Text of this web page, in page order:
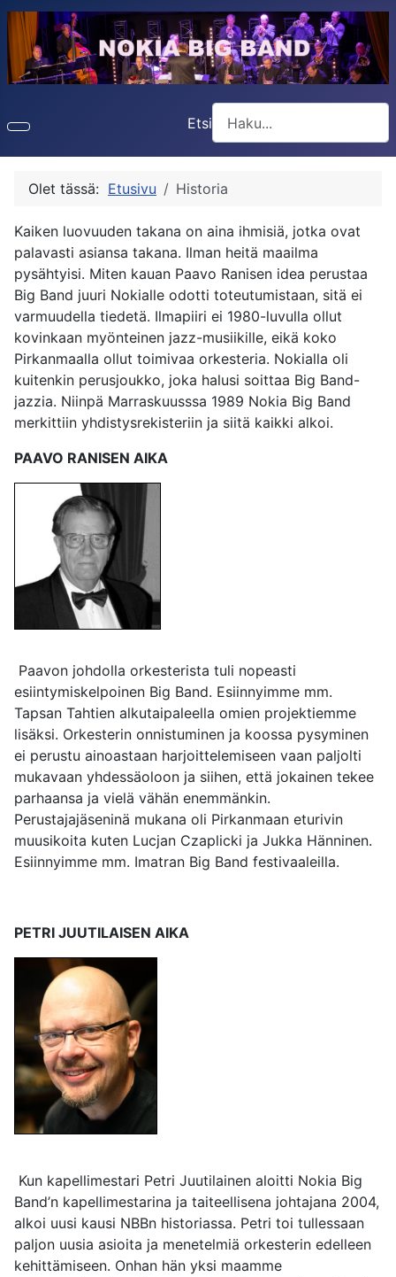
Etsi
Type 2 or more characters
Olet tässä: Etusivu Historia
Kaiken luovuuden takana on aina ihmisiä, jotka ovat
palavasti asiansa takana. Ilman heitä maailma
pysähtyisi. Miten kauan Paavo Ranisen idea perustaa
Big Band juuri Nokialle odotti toteutumistaan, sitä ei
varmuudella tiedetä. Ilmapiiri ei 1980-luvulla ollut
kovinkaan myönteinen jazz-musiikille, eikä koko
Pirkanmaalla ollut toimivaa orkesteria. Nokialla oli
kuitenkin perusjoukko, joka halusi soittaa Big Band-
jazzia. Niinpä Marraskuusssa 1989 Nokia Big Band
merkittiin yhdistysrekisteriin ja siitä kaikki alkoi.
PAAVO RANISEN AIKA
Paavon johdolla orkesterista tuli nopeasti
esiintymiskelpoinen Big Band. Esiinnyimme mm.
Tapsan Tahtien alkutaipaleella omien projektiemme
lisäksi. Orkesterin onnistuminen ja koossa pysyminen
ei perustu ainoastaan harjoittelemiseen vaan paljolti
mukavaan yhdessäoloon ja siihen, että jokainen tekee
parhaansa ja vielä vähän enemmänkin.
Perustajajäseninä mukana oli Pirkanmaan eturivin
muusikoita kuten Lucjan Czaplicki ja Jukka Hänninen.
Esiinnyimme mm. Imatran Big Band festivaaleilla.
PETRI JUUTILAISEN AIKA
Kun kapellimestari Petri Juutilainen aloitti Nokia Big
Band’n kapellimestarina ja taiteellisena johtajana 2004,
alkoi uusi kausi NBBn historiassa. Petri toi tullessaan
paljon uusia asioita ja menetelmiä orkesterin edelleen
kehittämiseen. Onhan hän yksi maamme